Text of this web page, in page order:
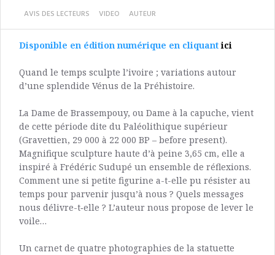
AVIS DES LECTEURS VIDEO AUTEUR
Disponible en édition numérique en cliquantici
Quand le temps sculpte l’ivoire ; variations autour
d’une splendide Vénus de la Préhistoire.
La Dame de Brassempouy, ou Dame à la capuche, vient
de cette période dite du Paléolithique supérieur
(Gravettien, 29 000 à 22 000 BP – before present).
Magnifique sculpture haute d’à peine 3,65 cm, elle a
inspiré à Frédéric Sudupé un ensemble de réflexions.
Comment une si petite figurine a-t-elle pu résister au
temps pour parvenir jusqu’à nous ? Quels messages
nous délivre-t‑elle ? L’auteur nous propose de lever le
voile…
Un carnet de quatre photographies de la statuette